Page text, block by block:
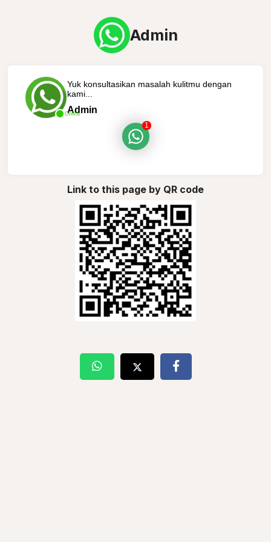
Admin
Online
Yuk konsultasikan masalah kulitmu dengan
kami...
Admin
1
Link to this page by QR code